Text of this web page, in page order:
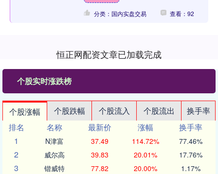
分类：国内实盘交易 查看：92
恒正网配资文章已加载完成
个股实时涨跌榜
个股涨幅 个股跌幅 个股流入 个股流出
换手率
排名
名称 最新价 涨幅
换手率
1
N津富 37.49 114.72% 77.46%
2 威尔高 39.83 20.01% 17.76%
3 锴威特 77.82 20.00% 1.17%